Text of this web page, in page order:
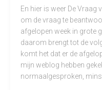
En hier is weer De Vraag
om de vraag te
afgelopen week in grote
daarom brengt tot de
komt het dat er de
mijn weblog hebben
normaalgesproken,